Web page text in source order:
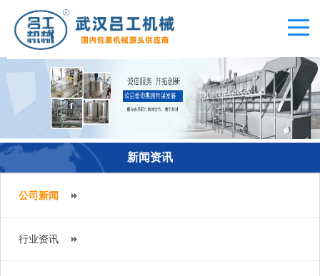
新闻资讯
公司新闻
行业资讯